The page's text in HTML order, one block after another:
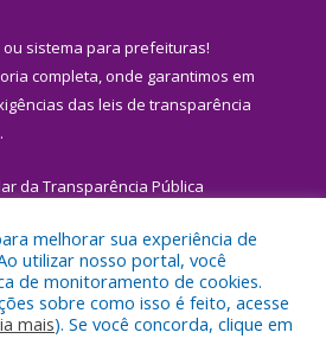
ou sistema para prefeituras!
completa, onde garantimos em
das leis de transparência
da Transparência Pública
a Prefeitura Municipal de Igarapé-
Miri.
melhorar sua experiência de
utilizar nosso portal, você
de monitoramento de cookies.
sobre como isso é feito, acesse
mais). Se você concorda, clique em